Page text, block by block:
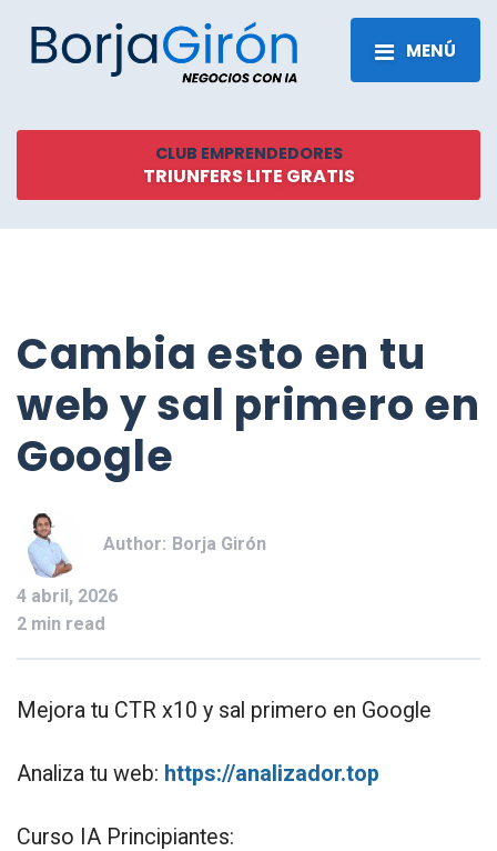
MENÚ
CLUB EMPRENDEDORES
TRIUNFERS LITE GRATIS
Cambia esto en tu
web y sal primero en
Google
Author: Borja Girón
4 abril, 2026
2 min read
Mejora tu CTR x10 y sal primero en Google
Analiza tu web: https://analizador.top
Curso IA Principiantes: